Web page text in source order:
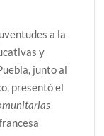
a la
y
junto al
presentó el